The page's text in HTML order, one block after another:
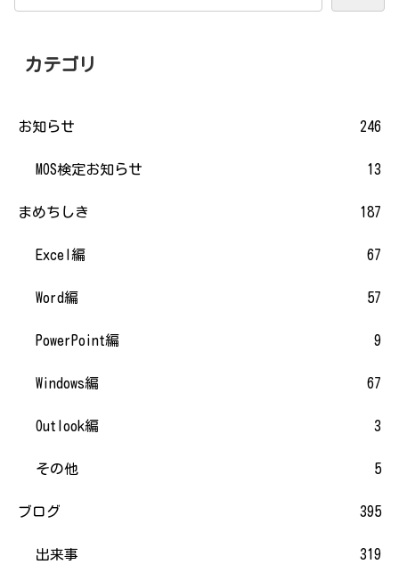
カテゴリ
お知らせ 246
MOS検定お知らせ 13
まめちしき 187
Excel編 67
Word編 57
PowerPoint編 9
Windows編 67
Outlook編 3
その他 5
ブログ 395
出来事 319